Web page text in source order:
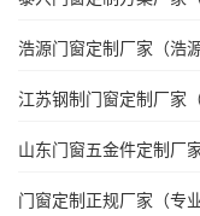
浩源门窗定制厂家（浩
江苏钢制门窗定制厂家
山东门窗五金件定制厂
门窗定制正规厂家（专